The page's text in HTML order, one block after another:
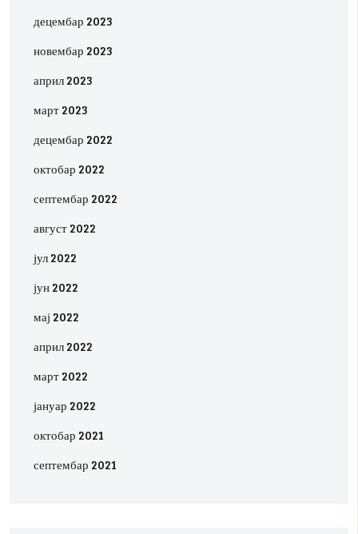
децембар 2023
новембар 2023
април 2023
март 2023
децембар 2022
октобар 2022
септембар 2022
август 2022
јул 2022
јун 2022
мај 2022
април 2022
март 2022
јануар 2022
октобар 2021
септембар 2021